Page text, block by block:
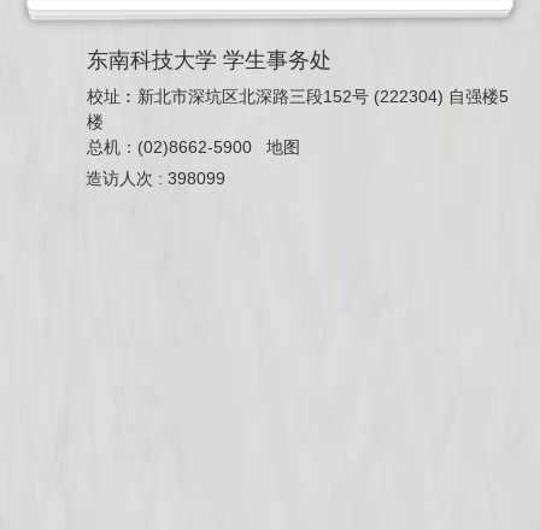
东南科技大学 学生事务处
校址︰新北市深坑区北深路三段152号 (222304) 自强楼5
楼
总机：(02)8662-5900地图
造访人次 : 398099